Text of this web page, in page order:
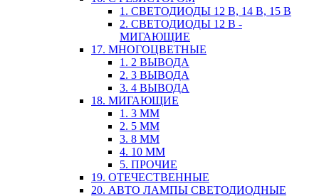
1. СВЕТОДИОДЫ 12 В, 14 В, 15 В
2. СВЕТОДИОДЫ 12 В -
МИГАЮЩИЕ
17. МНОГОЦВЕТНЫЕ
1. 2 ВЫВОДА
2. 3 ВЫВОДА
3. 4 ВЫВОДА
18. МИГАЮЩИЕ
1. 3 ММ
2. 5 ММ
3. 8 ММ
4. 10 ММ
5. ПРОЧИЕ
19. ОТЕЧЕСТВЕННЫЕ
20. АВТО ЛАМПЫ СВЕТОДИОДНЫЕ